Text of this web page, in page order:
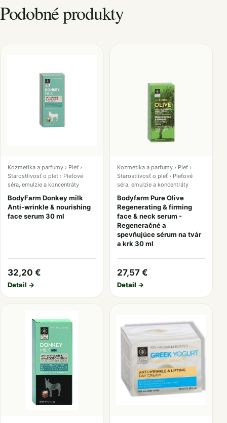
Podobné produkty
Kozmetika a parfumy › Pleť ›
Starostlivosť o pleť › Pleťové
séra, emulzie a koncentráty
BodyFarm Donkey milk
Anti-wrinkle & nourishing
face serum 30 ml
32,20 €
Detail →
Kozmetika a parfumy › Pleť ›
Starostlivosť o pleť › Pleťové
séra, emulzie a koncentráty
Bodyfarm Pure Olive
Regenerating & firming
face & neck serum -
Regeneračné a
spevňujúce sérum na tvár
a krk 30 ml
27,57 €
Detail →